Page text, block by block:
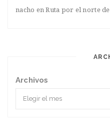
nacho enRuta por el norte
Archivos